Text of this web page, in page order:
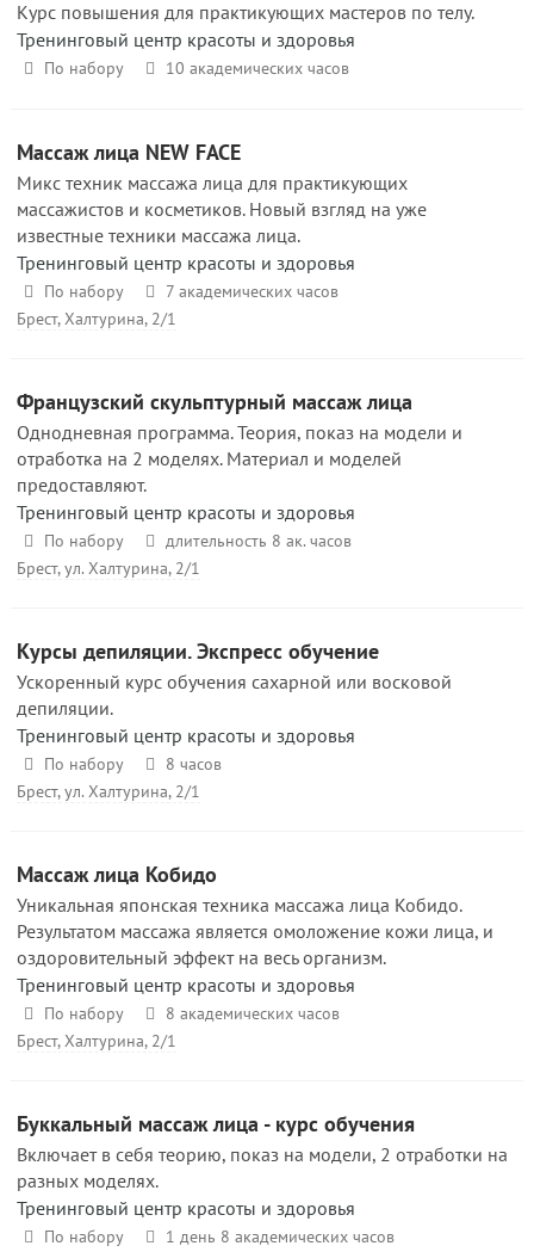
Курс повышения для практикующих мастеров по телу.
Тренинговый центр красоты и здоровья
По набору 10 академических часов
Массаж лица NEW FACE
Микс техник массажа лица для практикующих
массажистов и косметиков. Новый взгляд на уже
известные техники массажа лица.
Тренинговый центр красоты и здоровья
По набору
7 академических часов
Брест, Халтурина, 2/1
Французский скульптурный массаж лица
Однодневная программа. Теория, показ на модели и
отработка на 2 моделях. Материал и моделей
предоставляют.
Тренинговый центр красоты и здоровья
По набору
длительность 8 ак. часов
Брест, ул. Халтурина, 2/1
Курсы депиляции. Экспресс обучение
Ускоренный курс обучения сахарной или восковой
депиляции.
Тренинговый центр красоты и здоровья
По набору
8 часов
Брест, ул. Халтурина, 2/1
Массаж лица Кобидо
Уникальная японская техника массажа лица Кобидо.
Результатом массажа является омоложение кожи лица, и
оздоровительный эффект на весь организм.
Тренинговый центр красоты и здоровья
По набору
8 академических часов
Брест, Халтурина, 2/1
Буккальный массаж лица - курс обучения
Включает в себя теорию, показ на модели, 2 отработки на
разных моделях.
Тренинговый центр красоты и здоровья
По набору
1 день 8 академических часов